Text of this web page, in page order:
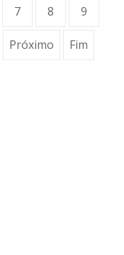
7 8 9
Próximo Fim